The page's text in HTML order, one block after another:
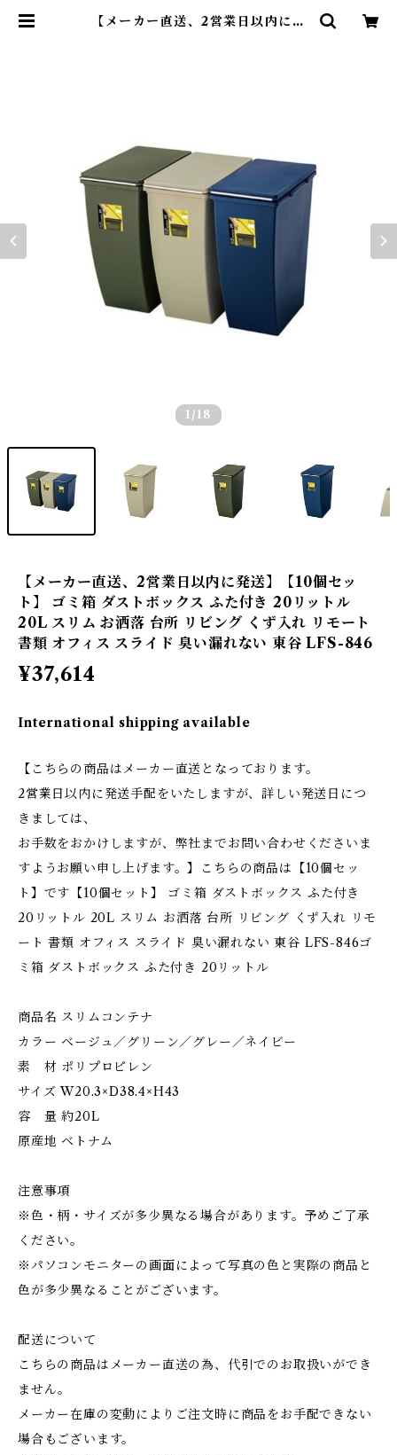
【メーカー直送、2営業日以内に発
1 /18
【メーカー直送、2営業日以内に発送】【10個セッ
ト】 ゴミ箱 ダストボックス ふた付き 20リットル
20L スリム お洒落 台所 リビング くず入れ リモート
書類 オフィス スライド 臭い漏れない 東谷 LFS-846
¥37,614
International shipping available
【こちらの商品はメーカー直送となっております。
2営業日以内に発送手配をいたしますが、詳しい発送日につ
きましては、
お手数をおかけしますが、弊社までお問い合わせくださいま
すようお願い申し上げます。】こちらの商品は【10個セッ
ト】です【10個セット】 ゴミ箱 ダストボックス ふた付き
20リットル 20L スリム お洒落 台所 リビング くず入れ リモ
ート 書類 オフィス スライド 臭い漏れない 東谷 LFS-846ゴ
ミ箱 ダストボックス ふた付き 20リットル
商品名 スリムコンテナ
カラー ベージュ／グリーン／グレー／ネイビー
素 材 ポリプロピレン
サイズ W20.3×D38.4×H43
容 量 約20L
原産地 ベトナム
注意事項
※色・柄・サイズが多少異なる場合があります。予めご了承
ください。
※パソコンモニターの画面によって写真の色と実際の商品と
色が多少異なることがございます。
配送について
こちらの商品はメーカー直送の為、代引でのお取扱いができ
ません。
メーカー在庫の変動によりご注文時に商品をお手配できない
場合もございます。